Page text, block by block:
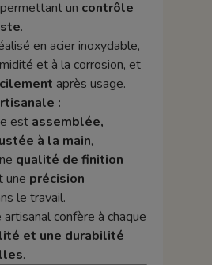
un contrôle
.
en acier inoxydable,
et à la corrosion, et
après usage.
:
est assemblée,
à la main,
qualité de finition
une précision
le travail.
confère à chaque
et une durabilité
.